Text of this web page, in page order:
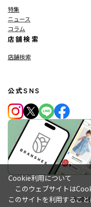
特集
ニュース
コラム
店舗検索
店舗検索
公式SNS
©
Cookie利用について
このウェブサイトは
このサイトを利用するこ